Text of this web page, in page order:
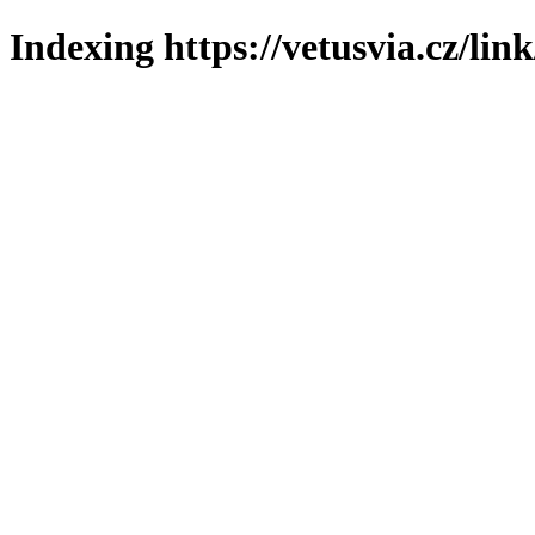
Indexing https://vetusvia.cz/